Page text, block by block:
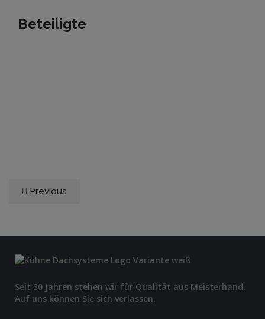
Beteiligte
Previous
Seit 30 Jahren stehen wir für Qualität aus Meisterhand.
Auf uns können Sie sich verlassen.